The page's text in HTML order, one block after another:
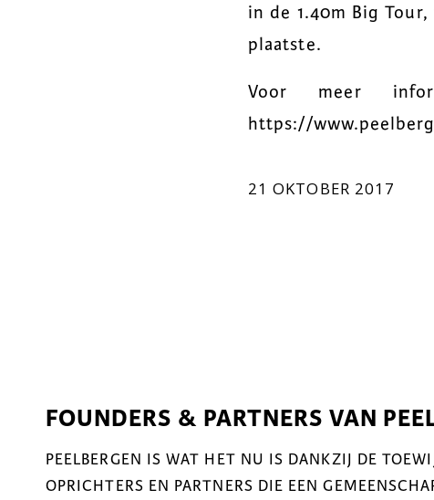
in de 1.40m Big
plaatste.
Voor meer
https://
21 OKTOBER 2017
FOUNDERS & PARTNERS VAN
PEELBERGEN IS WAT HET NU IS DANKZIJ DE
OPRICHTERS EN PARTNERS DIE EEN